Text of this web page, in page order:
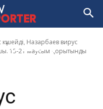
Назарбаев вирус
15-21 маусым қорытынды
тапшы.
ТВ-
шолу